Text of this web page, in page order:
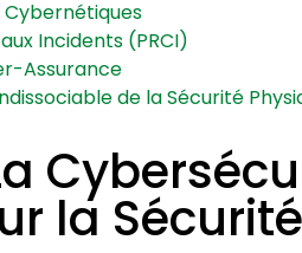
Incidents (PRCI)
Assurance
de la Sécurité
la